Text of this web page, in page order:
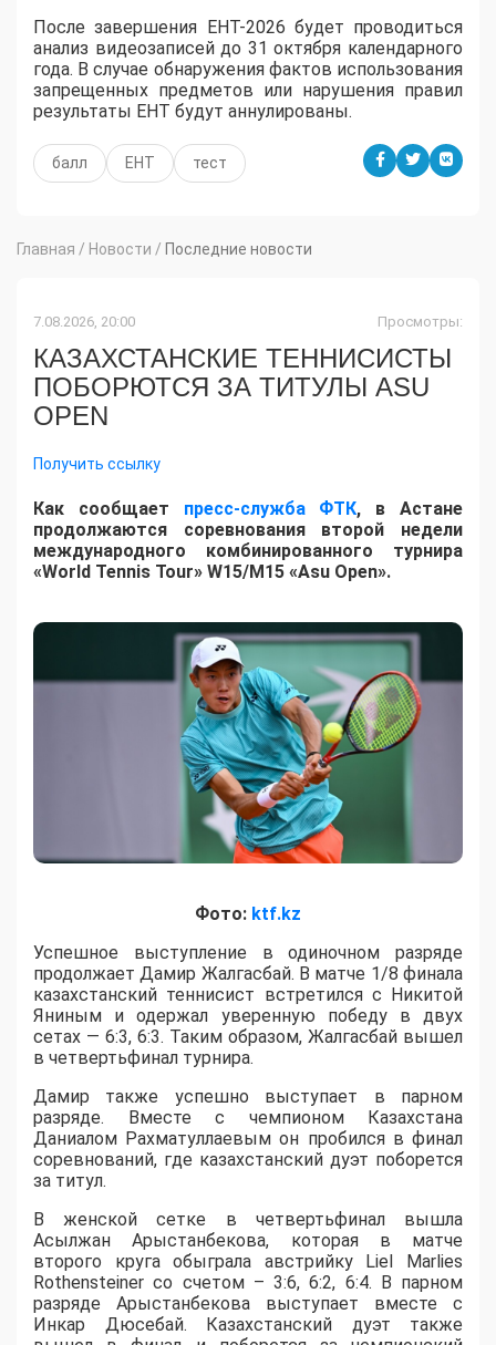
После завершения ЕНТ-2026 будет проводиться
анализ видеозаписей до 31 октября календарного
года. В случае обнаружения фактов использования
запрещенных предметов или нарушения правил
результаты ЕНТ будут аннулированы.
балл ЕНТ тест
Главная / Новости / Последние новости
7.08.2026, 20:00 Просмотры:
КАЗАХСТАНСКИЕ ТЕННИСИСТЫ
ПОБОРЮТСЯ ЗА ТИТУЛЫ ASU
OPEN
Получить ссылку
Как сообщает пресс-служба ФТК, в Астане
продолжаются соревнования второй недели
международного комбинированного турнира
«World Tennis Tour» W15/M15 «Asu Open».
Фото: ktf.kz
Успешное выступление в одиночном разряде
продолжает Дамир Жалгасбай. В матче 1/8 финала
казахстанский теннисист встретился с Никитой
Яниным и одержал уверенную победу в двух
сетах — 6:3, 6:3. Таким образом, Жалгасбай вышел
в четвертьфинал турнира.
Дамир также успешно выступает в парном
разряде. Вместе с чемпионом Казахстана
Даниалом Рахматуллаевым он пробился в финал
соревнований, где казахстанский дуэт поборется
за титул.
В женской сетке в четвертьфинал вышла
Асылжан Арыстанбекова, которая в матче
второго круга обыграла австрийку Liel Marlies
Rothensteiner со счетом – 3:6, 6:2, 6:4. В парном
разряде Арыстанбекова выступает вместе с
Инкар Дюсебай. Казахстанский дуэт также